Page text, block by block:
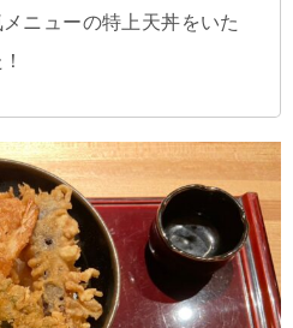
ニューの特上天丼をいた